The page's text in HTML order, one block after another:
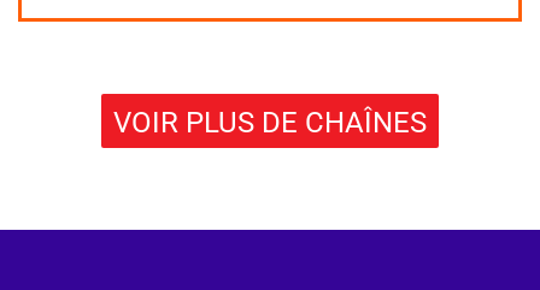
VOIR PLUS DE CHAÎNES